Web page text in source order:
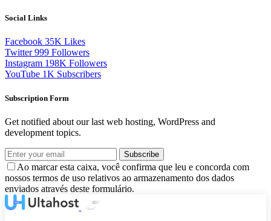
Social Links
Facebook 35K Likes
Twitter 999 Followers
Instagram 198K Followers
YouTube 1K Subscribers
Subscription Form
Get notified about our last web hosting, WordPress and
development topics.
Subscribe
Ao marcar esta caixa, você confirma que leu e concorda com
nossos termos de uso relativos ao armazenamento dos dados
enviados através deste formulário.